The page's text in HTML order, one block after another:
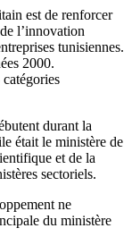
est de renforcer
l’innovation
tunisiennes.
2000.
durant la
était le ministère de
et de la
sectoriels.
ne
du ministère